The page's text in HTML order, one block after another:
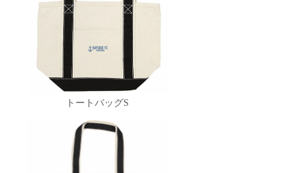
トートバッグS